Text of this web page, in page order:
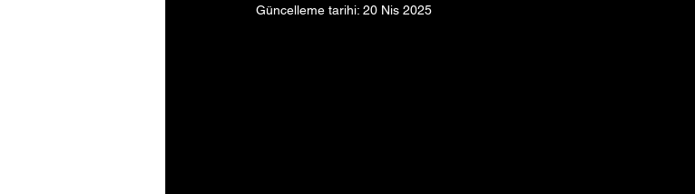
Güncelleme tarihi: 20 Nis 2025